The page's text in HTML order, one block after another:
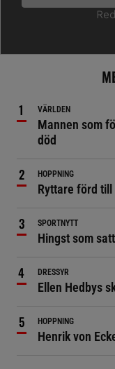
VÄRLDEN
Mannen som
död
HOPPNING
Ryttare förd
SPORTNYTT
Hingst som
DRESSYR
Ellen Hedbys
HOPPNING
Henrik von